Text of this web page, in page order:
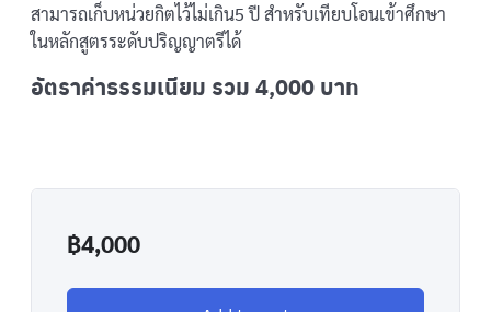
สามารถเก็บหน่วยกิตไว้ไม่เกิน5 ปี สำหรับเทียบโอนเข้าศึกษา
ในหลักสูตรระดับปริญญาตรีได้
อัตราค่าธรรมเนียม รวม 4,000 บาท
฿4,000